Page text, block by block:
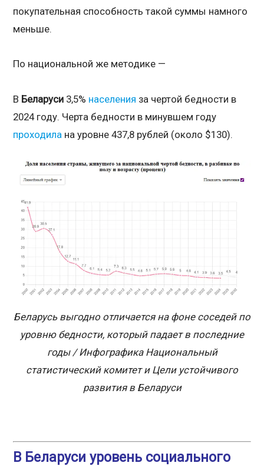
покупательная способность такой суммы намного
меньше.
По национальной же методике —
В Беларуси 3,5% населения за чертой бедности в
2024 году. Черта бедности в минувшем году
проходила на уровне 437,8 рублей (около $130).
Беларусь выгодно отличается на фоне соседей по
уровню бедности, который падает в последние
годы / Инфографика Национальный
статистический комитет и Цели устойчивого
развития в Беларуси
В Беларуси уровень социального